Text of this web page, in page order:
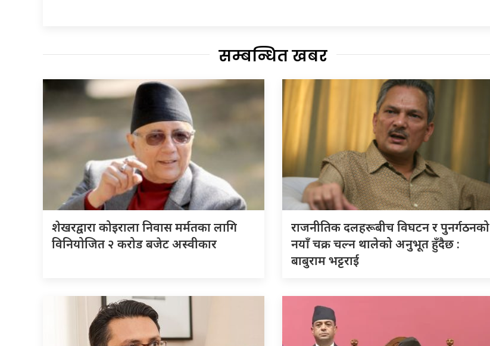
सम्बन्धित खबर
शेखरद्वारा कोइराला निवास मर्मतका लागि
विनियोजित २ करोड बजेट अस्वीकार
राजनीतिक दलहरूबीच विघटन र पुनर्गठनको
नयाँ चक्र चल्न थालेको अनुभूत हुँदैछ :
बाबुराम भट्टराई